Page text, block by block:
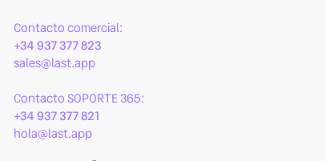
Contacto comercial:
+34 937 377 823
sales@last.app
Contacto SOPORTE 365:
+34 937 377 821
hola@last.app